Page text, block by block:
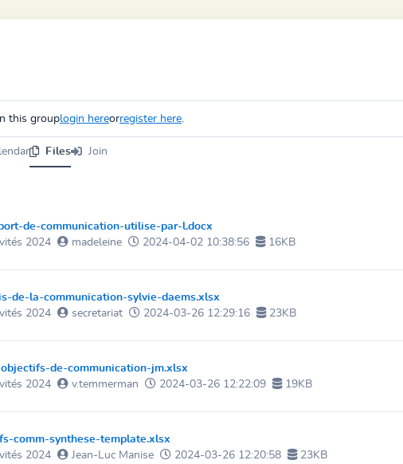
this grouplogin hereorregister here.
Files Join
de-communication-utilise-par-l.docx
2024
madeleine 2024-04-02 10:38:56 16KB
de-la-communication-sylvie-daems.xlsx
2024
secretariat 2024-03-26 12:29:16 23KB
de-communication-jm.xlsx
2024
v.temmerman 2024-03-26 12:22:09 19KB
comm-synthese-template.xlsx
2024
Jean-Luc Manise 2024-03-26 12:20:58 23KB